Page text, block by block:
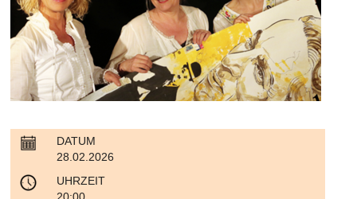
DATUM
28.02.2026
UHRZEIT
20:00